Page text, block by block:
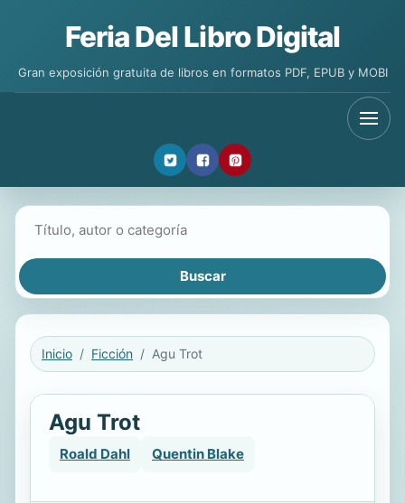
Feria Del Libro Digital
Gran exposición gratuita de libros en formatos PDF, EPUB y MOBI
Inicio Ficción Agu Trot
Agu Trot
Roald Dahl Quentin Blake